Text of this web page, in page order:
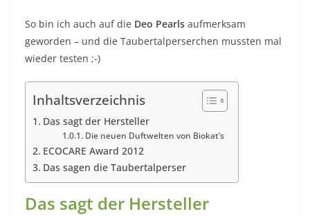
So bin ich auch auf die Deo Pearls aufmerksam
geworden – und die Taubertalperserchen mussten mal
wieder testen ;-)
Inhaltsverzeichnis
Das sagt der Hersteller
Die neuen Duftwelten von Biokat’s
ECOCARE Award 2012
Das sagen die Taubertalperser
Das sagt der Hersteller